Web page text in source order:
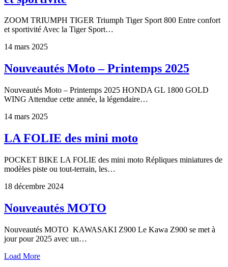
ZOOM TRIUMPH TIGER Triumph Tiger Sport 800 Entre confort
et sportivité Avec la Tiger Sport…
14 mars 2025
Nouveautés Moto – Printemps 2025
Nouveautés Moto – Printemps 2025 HONDA GL 1800 GOLD
WING Attendue cette année, la légendaire…
14 mars 2025
LA FOLIE des mini moto
POCKET BIKE LA FOLIE des mini moto Répliques miniatures de
modèles piste ou tout-terrain, les…
18 décembre 2024
Nouveautés MOTO
Nouveautés MOTO KAWASAKI Z900 Le Kawa Z900 se met à
jour pour 2025 avec un…
Load More